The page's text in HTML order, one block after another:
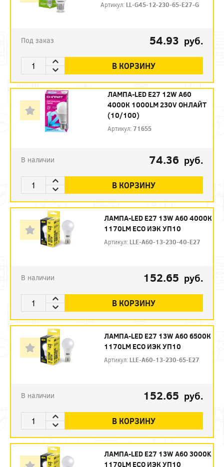
Артикул: LL-G45-12-230-65-E27-G
Под заказ 54.93 руб.
В КОРЗИНУ
ЛАМПА-LED E27 12W А60
4000К 1000LM 230V ОНЛАЙТ
(10/100)
Артикул:71655
В наличии 74.36 руб.
В КОРЗИНУ
ЛАМПА-LED E27 13W A60 4000К
1170LM ECO ИЭК УП10
Артикул: LLE-A60-13-230-40-E27
В наличии 152.65 руб.
В КОРЗИНУ
ЛАМПА-LED E27 13W A60 6500К
1170LM ECO ИЭК УП10
Артикул: LLE-A60-13-230-65-E27
В наличии 152.65 руб.
В КОРЗИНУ
ЛАМПА-LED E27 13W А60 3000K
1170LM ECO ИЭК УП10